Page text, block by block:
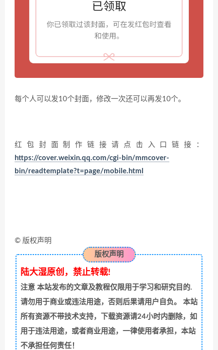
每个人可以发10个封面，修改一次还可以再发10个。
红包封面制作链接请点击入口链接：
https://cover.weixin.qq.com/cgi-bin/mmcover-
bin/readtemplate?t=page/mobile.html
© 版权声明
版权声明
陆大湿原创，禁止转载!
注意本站发布的文章及教程仅限用于学习和研究目的.
请勿用于商业或违法用途，否则后果请用户自负。 本站
所有资源不带技术支持，下载资源请24小时内删除，如
用于违法用途，或者商业用途，一律使用者承担，本站
不承担任何责任！